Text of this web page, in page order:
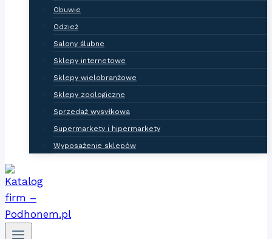
Obuwie
Odzież
Salony ślubne
Sklepy internetowe
Sklepy wielobranżowe
Sklepy zoologiczne
Sprzedaż wysyłkowa
Supermarkety i hipermarkety
Wyposażenie sklepów